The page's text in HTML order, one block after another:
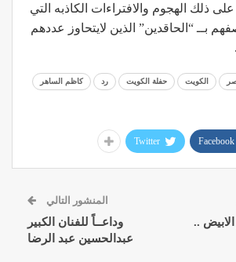
ذلك الهجوم والافتراءات الكاذبه التي
بــ “الحاقدين” الذين لايتحاوز عددهم
الكويت حفلة الكويت رد كاظم الساهر
Facebook
Twitter
..
المنشور التالي
وداعــاً للفنان الكبير
عبدالحسين عبد الرضا